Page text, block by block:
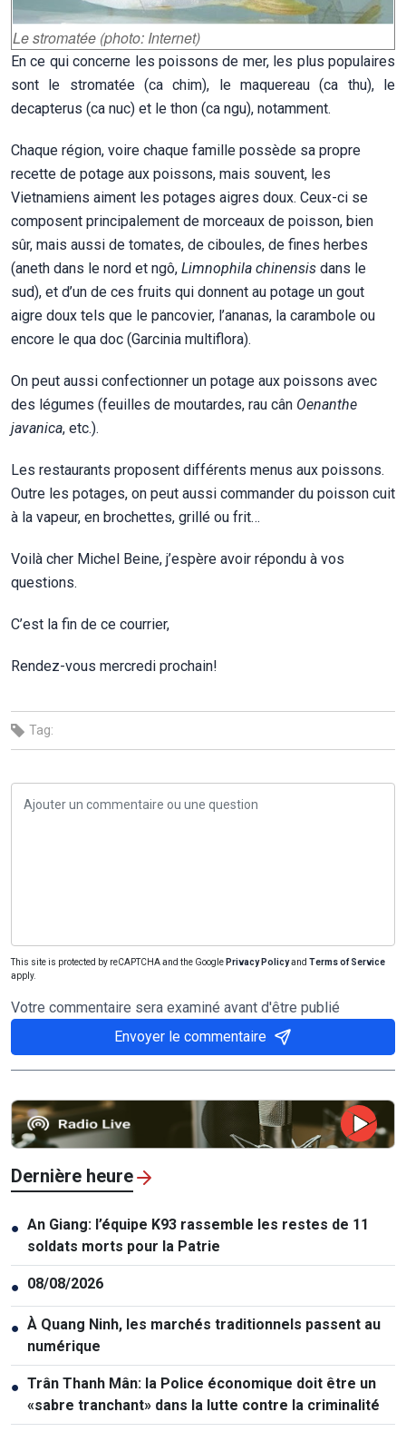
Le stromatée (photo: Internet)
En ce qui concerne les poissons de mer, les plus populaires
sont le stromatée (ca chim), le maquereau (ca thu), le
decapterus (ca nuc) et le thon (ca ngu), notamment.
Chaque région, voire chaque famille possède sa propre
recette de potage aux poissons, mais souvent, les
Vietnamiens aiment les potages aigres doux. Ceux-ci se
composent principalement de morceaux de poisson, bien
sûr, mais aussi de tomates, de ciboules, de fines herbes
(aneth dans le nord et ngô, Limnophila chinensis dans le
sud), et d’un de ces fruits qui donnent au potage un gout
aigre doux tels que le pancovier, l’ananas, la carambole ou
encore le qua doc (Garcinia multiflora).
On peut aussi confectionner un potage aux poissons avec
des légumes (feuilles de moutardes, rau cân Oenanthe
javanica, etc.).
Les restaurants proposent différents menus aux poissons.
Outre les potages, on peut aussi commander du poisson cuit
à la vapeur, en brochettes, grillé ou frit…
Voilà cher Michel Beine, j’espère avoir répondu à vos
questions.
C’est la fin de ce courrier,
Rendez-vous mercredi prochain!
Tag:
This site is protected by reCAPTCHA and the Google Privacy Policyand Terms of Service
apply.
Votre commentaire sera examiné avant d'être publié
Envoyer le commentaire
Dernière heure
● An Giang: l’équipe K93 rassemble les restes de 11
soldats morts pour la Patrie
● 08/08/2026
● À Quang Ninh, les marchés traditionnels passent au
numérique
● Trân Thanh Mân: la Police économique doit être un
«sabre tranchant» dans la lutte contre la criminalité